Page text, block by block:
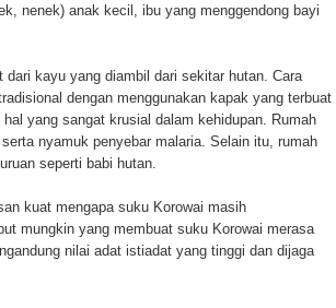
nenek) anak kecil, ibu yang menggendong bayi
kayu yang diambil dari sekitar hutan. Cara
dengan menggunakan kapak yang terbuat
yang sangat krusial dalam kehidupan. Rumah
nyamuk penyebar malaria. Selain itu, rumah
seperti babi hutan.
kuat mengapa suku Korowai masih
mungkin yang membuat suku Korowai merasa
nilai adat istiadat yang tinggi dan dijaga